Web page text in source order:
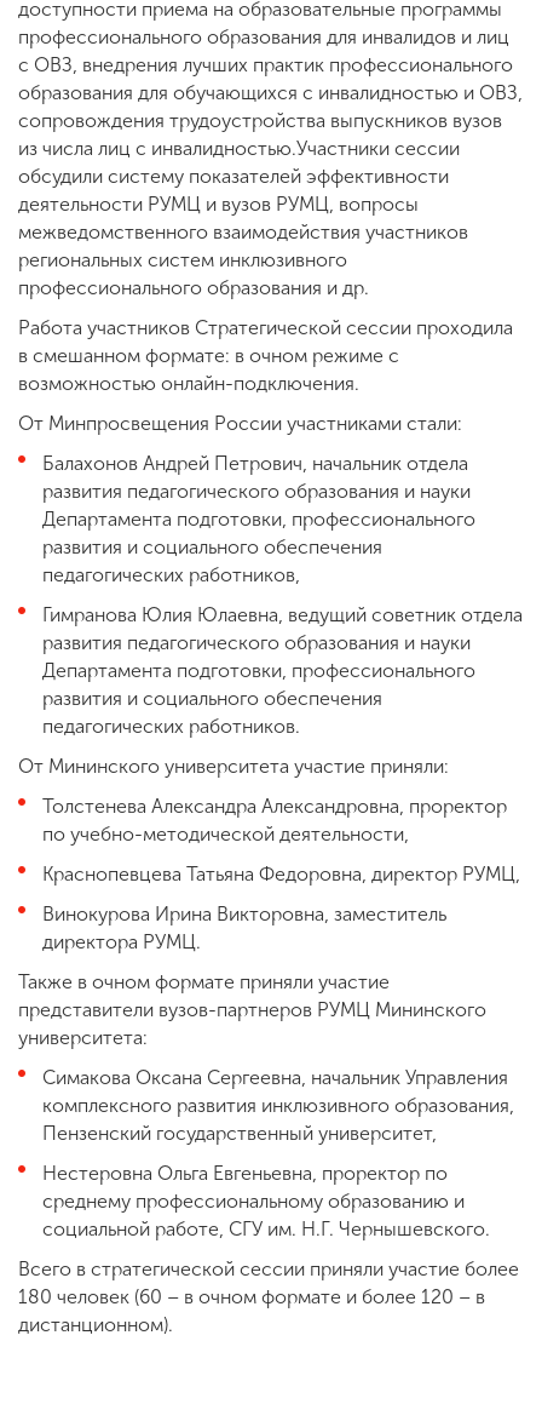
доступности приема на образовательные программы
профессионального образования для инвалидов и лиц
с ОВЗ, внедрения лучших практик профессионального
образования для обучающихся с инвалидностью и ОВЗ,
сопровождения трудоустройства выпускников вузов
из числа лиц с инвалидностью.Участники сессии
обсудили систему показателей эффективности
деятельности РУМЦ и вузов РУМЦ, вопросы
межведомственного взаимодействия участников
региональных систем инклюзивного
профессионального образования и др.
Работа участников Стратегической сессии проходила
в смешанном формате: в очном режиме с
возможностью онлайн-подключения.
От Минпросвещения России участниками стали:
Балахонов Андрей Петрович, начальник отдела
развития педагогического образования и науки
Департамента подготовки, профессионального
развития и социального обеспечения
педагогических работников,
Гимранова Юлия Юлаевна, ведущий советник отдела
развития педагогического образования и науки
Департамента подготовки, профессионального
развития и социального обеспечения
педагогических работников.
От Мининского университета участие приняли:
Толстенева Александра Александровна, проректор
по учебно-методической деятельности,
Краснопевцева Татьяна Федоровна, директор РУМЦ,
Винокурова Ирина Викторовна, заместитель
директора РУМЦ.
Также в очном формате приняли участие
представители вузов-партнеров РУМЦ Мининского
университета:
Симакова Оксана Сергеевна, начальник Управления
комплексного развития инклюзивного образования,
Пензенский государственный университет,
Нестеровна Ольга Евгеньевна, проректор по
среднему профессиональному образованию и
социальной работе, СГУ им. Н.Г. Чернышевского.
Всего в стратегической сессии приняли участие более
180 человек (60 – в очном формате и более 120 – в
дистанционном).